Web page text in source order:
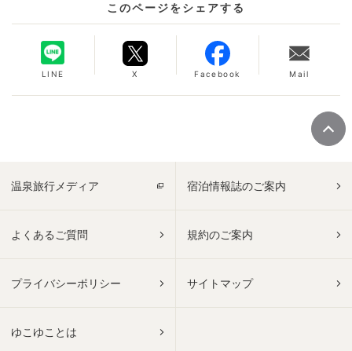
このページをシェアする
LINE X Facebook Mail
温泉旅行メディア 宿泊情報誌のご案内
よくあるご質問 規約のご案内
プライバシーポリシー サイトマップ
ゆこゆことは